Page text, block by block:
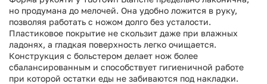
но продумана до мелочей. Она удобно ложится в руку,
позволяя работать с ножом долго без усталости.
Пластиковое покрытие не скользит даже при влажных
ладонях, а гладкая поверхность легко очищается.
Конструкция с больстером делает нож более
сбалансированным и способствует гигиеничной работе
при которой остатки еды не забиваются под накладки.